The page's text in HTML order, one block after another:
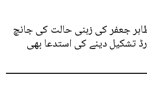
جعفر کی زہنی حالت کی جانچ
تشکیل دینے کی استدعا بھی